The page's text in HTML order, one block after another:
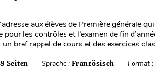
aux élèves de Première générale
pour les contrôles et l’examen de fin
bref rappel de cours et des exercices
Seiten Sprache :Französisch Format :